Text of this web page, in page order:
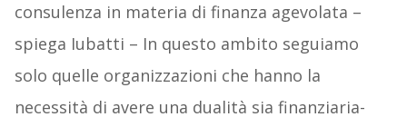
consulenza in materia di finanza agevolata –
spiega Iubatti – In questo ambito seguiamo
solo quelle organizzazioni che hanno la
necessità di avere una dualità sia finanziaria-